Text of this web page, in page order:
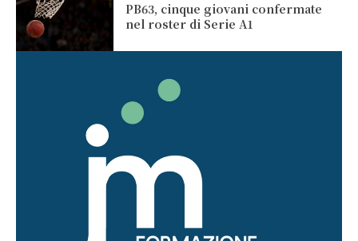
PB63, cinque giovani confermate
nel roster di Serie A1